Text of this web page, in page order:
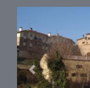
Previous